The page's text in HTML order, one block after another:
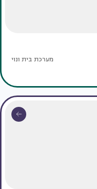
מערכת בית ונוי